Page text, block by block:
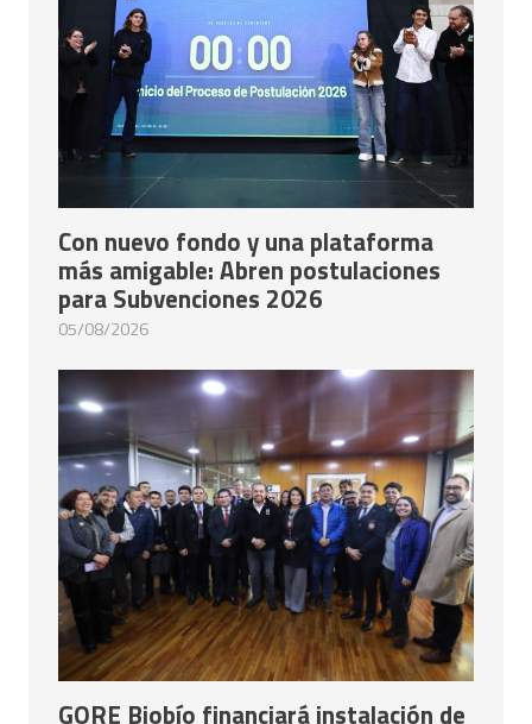
Con nuevo fondo y una plataforma
más amigable: Abren postulaciones
para Subvenciones 2026
05/08/2026
GORE Biobío financiará instalación de